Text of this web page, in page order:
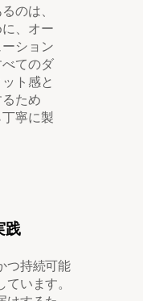
のは、
、オー
ション
てのダ
ト感と
ため
寧に製
践
つ持続可能
います。